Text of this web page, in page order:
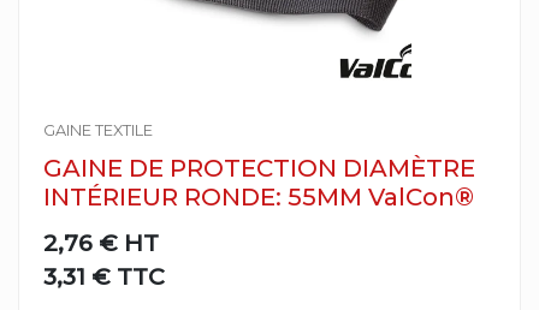
GAINE TEXTILE
GAINE DE PROTECTION DIAMÈTRE
INTÉRIEUR RONDE: 55MM ValCon®
2,76 € HT
3,31 € TTC